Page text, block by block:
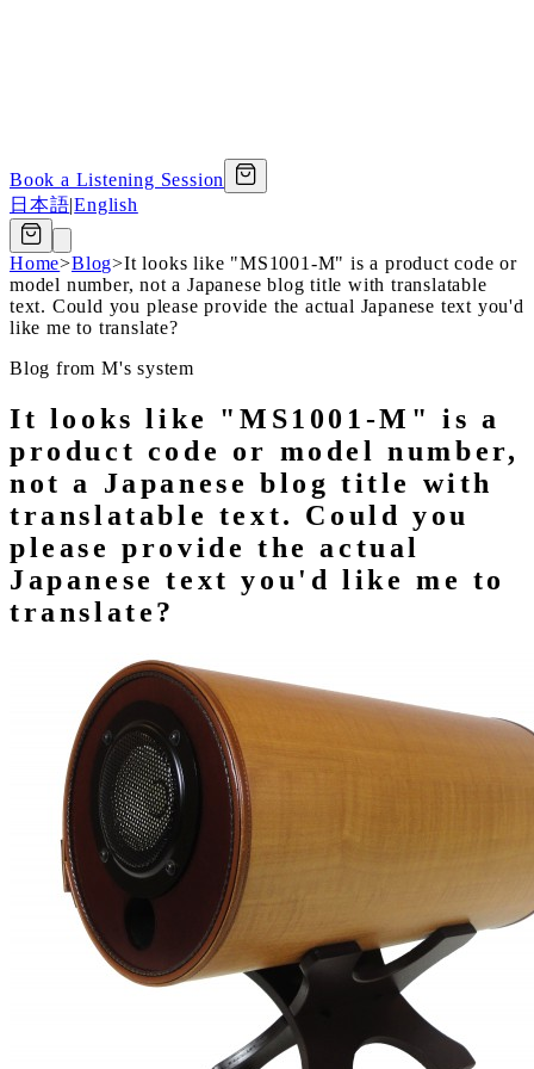
Book a Listening Session
日本語|English
Home>Blog>It looks like "MS1001-M" is a product code or
model number, not a Japanese blog title with translatable
text. Could you please provide the actual Japanese text you'd
like me to translate?
Blog from M's system
It looks like "MS1001-M" is a
product code or model number,
not a Japanese blog title with
translatable text. Could you
please provide the actual
Japanese text you'd like me to
translate?